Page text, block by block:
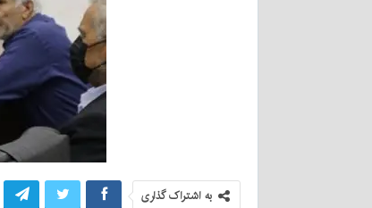
به اشتراک گذاری